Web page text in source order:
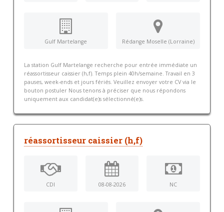
Gulf Martelange Rédange Moselle (Lorraine)
La station Gulf Martelange recherche pour entrée immédiate un
réassortisseur caissier (h,f). Temps plein 40h/semaine. Travail en 3
pauses, week-ends et jours fériés. Veuillez envoyer votre CV via le
bouton postuler Nous tenons à préciser que nous répondons
uniquement aux candidat(e)s sélectionné(e)s.
réassortisseur caissier (h,f)
CDI 08-08-2026 NC